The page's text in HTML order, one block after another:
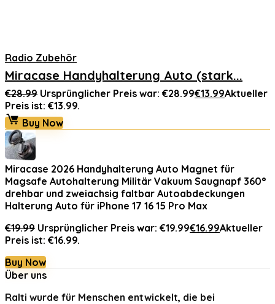
Radio Zubehör
Miracase Handyhalterung Auto (stark...
€28.99 Ursprünglicher Preis war: €28.99€13.99Aktueller
Preis ist: €13.99.
Buy Now
Miracase 2026 Handyhalterung Auto Magnet für
Magsafe Autohalterung Militär Vakuum Saugnapf 360°
drehbar und zweiachsig faltbar Autoabdeckungen
Halterung Auto für iPhone 17 16 15 Pro Max
€19.99 Ursprünglicher Preis war: €19.99€16.99Aktueller
Preis ist: €16.99.
Buy Now
Über uns
Ralti wurde für Menschen entwickelt, die bei